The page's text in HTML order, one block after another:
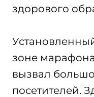
здорового
зоне
вызвал
посетителей.